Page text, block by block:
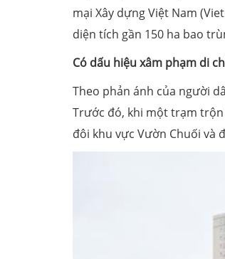
mại Xây dựng Việt Nam
diện tích gần 150 ha bao
Có dấu hiệu xâm phạm di
Theo phản ánh của người
Trước đó, khi một trạm
đôi khu vực Vườn Chuối và